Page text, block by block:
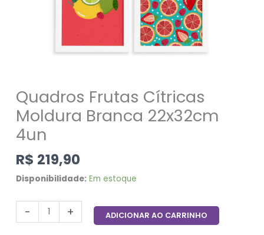
Quadros Frutas Cítricas
Moldura Branca 22x32cm
4un
R$ 219,90
Disponibilidade: Em estoque
- + ADICIONAR AO CARRINHO